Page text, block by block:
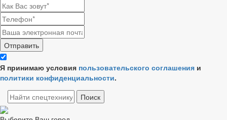
Я принимаю условия пользовательского соглашения и
политики конфиденциальности.